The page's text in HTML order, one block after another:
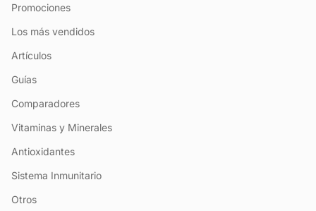
Promociones
Los más vendidos
Artículos
Guías
Comparadores
Vitaminas y Minerales
Antioxidantes
Sistema Inmunitario
Otros